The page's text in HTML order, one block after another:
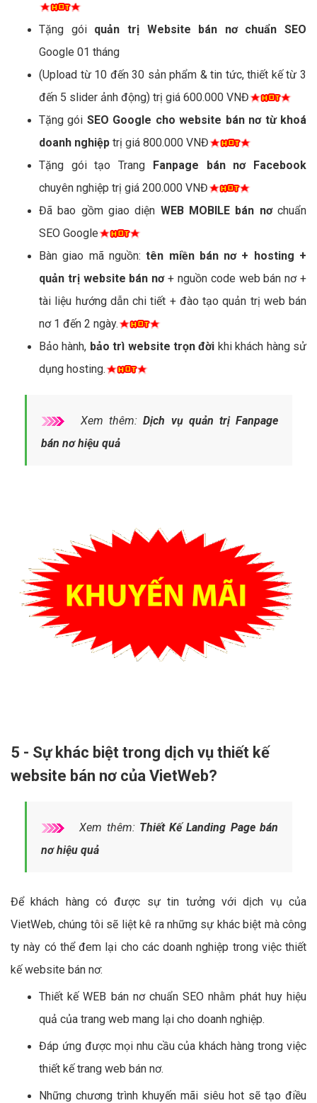
Tặng gói quản trị Website bán nơ chuẩn SEO
Google 01 tháng
(Upload từ 10 đến 30 sản phẩm & tin tức, thiết kế từ 3
đến 5 slider ảnh động) trị giá 600.000 VNĐ
Tặng gói SEO Google cho website bán nơ từ khoá
doanh nghiệp trị giá 800.000 VNĐ
Tặng gói tạo Trang Fanpage bán nơ Facebook
chuyên nghiệp trị giá 200.000 VNĐ
Đã bao gồm giao diện WEB MOBILE bán nơchuẩn
SEO Google
Bàn giao mã nguồn:tên miền bán nơ + hosting +
quản trị website bán nơ+ nguồn code web bán nơ +
tài liệu hướng dẫn chi tiết + đào tạo quản trị web bán
nơ 1 đến 2 ngày.
Bảo hành, bảo trì website trọn đời khi khách hàng sử
dụng hosting.
Xem thêm:Dịch vụ quản trị Fanpage
bán nơ hiệu quả
5 - Sự khác biệt trong dịch vụ thiết kế
website bán nơ của VietWeb?
Xem thêm: Thiết Kế Landing Page bán
nơ hiệu quả
Để khách hàng có được sự tin tưởng với dịch vụ của
VietWeb, chúng tôi sẽ liệt kê ra những sự khác biệt mà công
ty này có thể đem lại cho các doanh nghiệp trong việc thiết
kế website bán nơ:
Thiết kế WEB bán nơ chuẩn SEO nhằm phát huy hiệu
quả của trang web mang lại cho doanh nghiệp.
Đáp ứng được mọi nhu cầu của khách hàng trong việc
thiết kế trang web bán nơ.
Những chương trình khuyến mãi siêu hot sẽ tạo điều